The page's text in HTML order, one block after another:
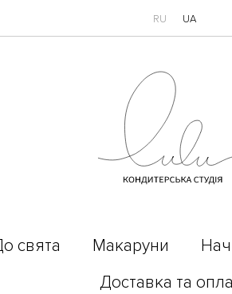
RU UA
свята Макаруни
Доставка та